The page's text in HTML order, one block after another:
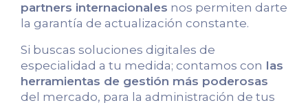
partners internacionales nos permiten darte
la garantía de actualización constante.
Si buscas soluciones digitales de
especialidad a tu medida; contamos con las
herramientas de gestión más poderosas
del mercado, para la administración de tus